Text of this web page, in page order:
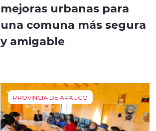
mejoras urbanas para
una comuna más segura
y amigable
PROVINCIA DE ARAUCO